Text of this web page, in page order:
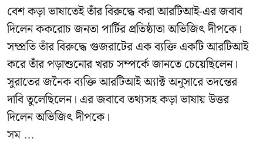
বেশ কড়া ভাষাতেই তাঁর বিরুদ্ধে করা আরটিআই-এর জবাব
দিলেন ককরোচ জনতা পার্টির প্রতিষ্ঠাতাঅভিজিৎ দীপকে।
সম্প্রতি তাঁর বিরুদ্ধে গুজরাটের এক ব্যক্তি একটি আরটিআই
করে তাঁর পড়াশুনোর খরচ সম্পর্কে জানতে চেয়েছিলেন।
সুরাতের জনৈক ব্যক্তি আরটিআই অ্যাক্ট অনুসারে তদন্তের
দাবি তুলেছিলেন। এর জবাবে তথ্যসহ কড়া ভাষায় উত্তর
দিলেন অভিজিৎ দীপকে।
সম ...